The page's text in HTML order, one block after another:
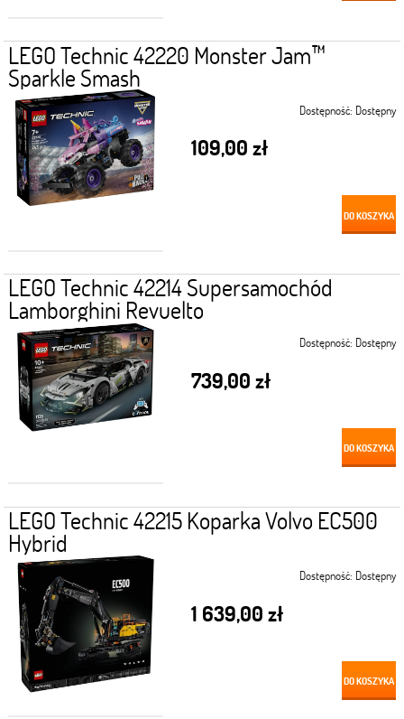
LEGO Technic 42220 Monster Jam™
Sparkle Smash
Dostępność: Dostępny
109,00 zł
DO KOSZYKA
LEGO Technic 42214 Supersamochód
Lamborghini Revuelto
Dostępność: Dostępny
739,00 zł
DO KOSZYKA
LEGO Technic 42215 Koparka Volvo EC500
Hybrid
Dostępność: Dostępny
1 639,00 zł
DO KOSZYKA